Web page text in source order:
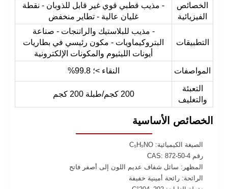
الخصائص
الفيزيائية
- مذيب قطبي قوي غير قابل للذوبان - نقطة
غليان عالية - تطاير منخفض
التطبيقات
- مذيب للبلاستيك والراتنجات - صناعة
البتروكيماويات - مكون رئيسي في بطاريات
أيونات الليثيوم والمكونات الإلكترونية
المواصفات
النقاء >؛ 99.8%
التعبئة
والتغليف
200 كجم/طبلة 200 كجم
الخصائص الأساسية
الصيغة الكيميائية: C₅H₉NO
رقم CAS: 872-50-4
المظهر: سائل شفاف عديم اللون إلى أصفر فاتح
الرائحة: رائحة أمينية خفيفة